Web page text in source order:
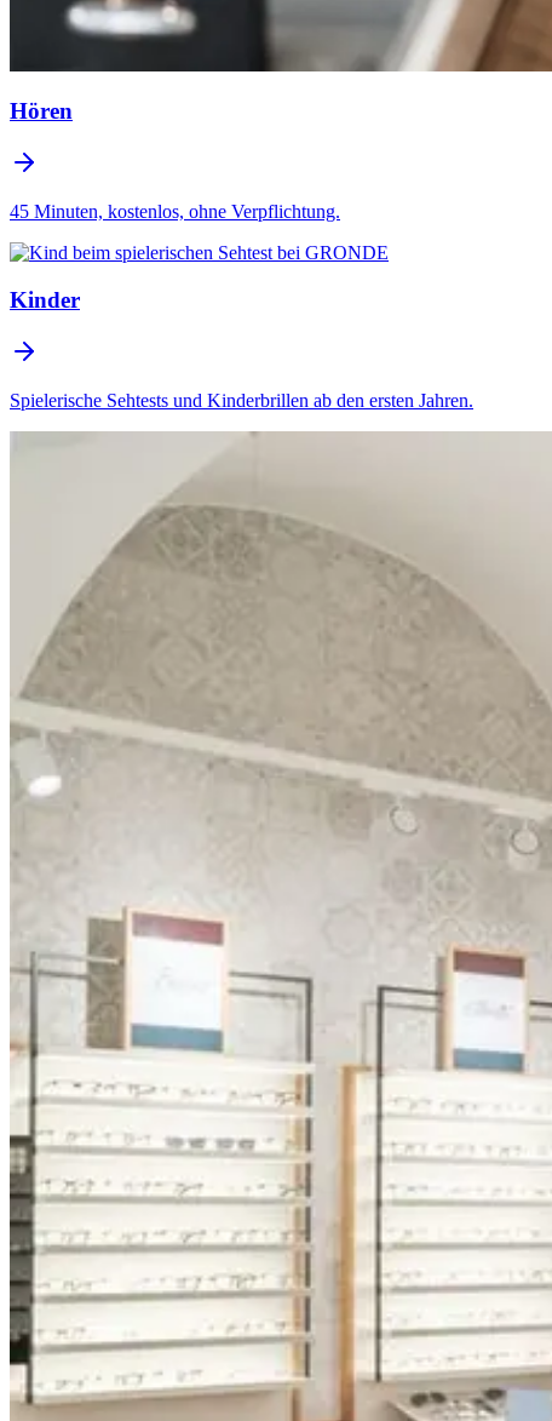
Hören
45 Minuten, kostenlos, ohne Verpflichtung.
Kinder
Spielerische Sehtests und Kinderbrillen ab den ersten Jahren.